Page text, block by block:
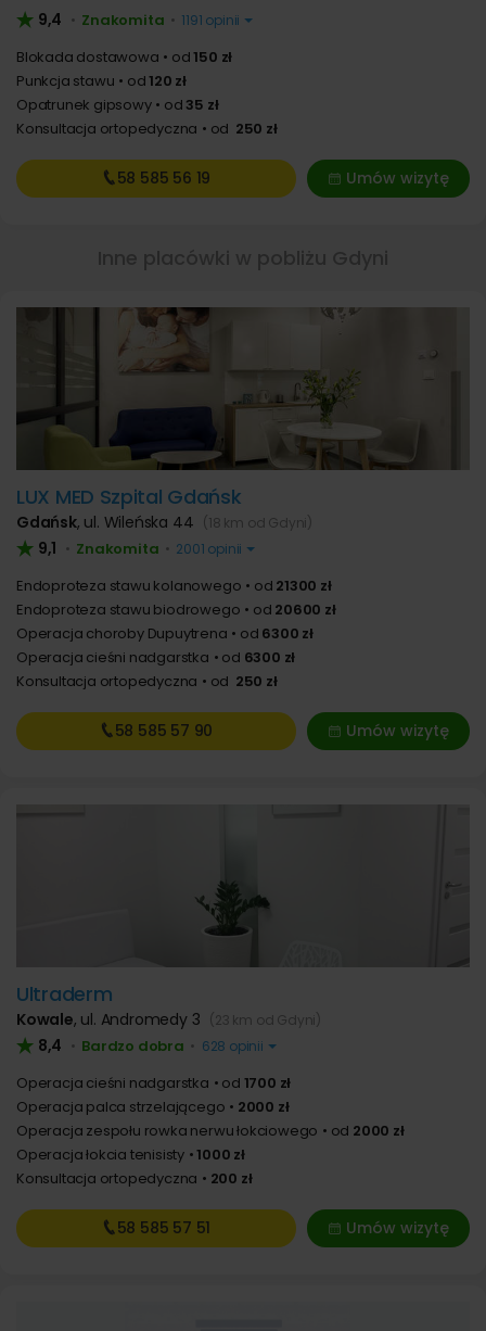
9,4 • Znakomita • 1191 opinii
Blokada dostawowa od150 zł
Punkcja stawu
od120 zł
Opatrunek gipsowy
od 35 zł
Konsultacja ortopedyczna
od 250 zł
Umów wizytę
58 585 56 19
LUX MED Szpital Gdańsk
Gdańsk, ul. Wileńska 44 (18 km od Gdyni)
9,1 • Znakomita • 2001 opinii
Endoproteza stawu kolanowego od 21300 zł
Endoproteza stawu biodrowego
od 20600 zł
Operacja choroby Dupuytrena
od 6300 zł
Operacja cieśni nadgarstka
od 6300 zł
Konsultacja ortopedyczna
od 250 zł
Umów wizytę
58 585 57 90
Ultraderm
Kowale, ul. Andromedy 3 (23 km od Gdyni)
8,4 • Bardzo dobra • 628 opinii
Operacja cieśni nadgarstka od 1700 zł
Operacja palca strzelającego
2000 zł
Operacja zespołu rowka nerwu łokciowego
od 2000 zł
Operacja łokcia tenisisty
1000 zł
Konsultacja ortopedyczna
200 zł
Umów wizytę
58 585 57 51